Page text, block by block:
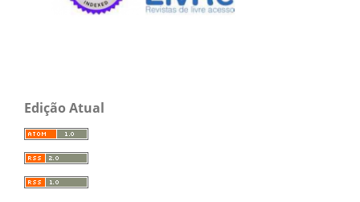
Edição Atual